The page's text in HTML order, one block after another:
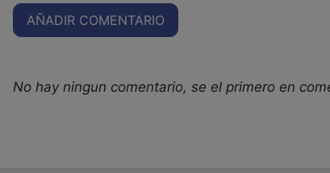
AÑADIR COMENTARIO
No hay ningun comentario, se el primero en